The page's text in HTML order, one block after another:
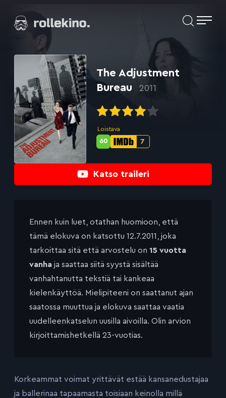
suoraan
sisältöön
Elokuvat ja elokuva-arviot | Rollekino.fi
Fiilistelyä
lopputekstien
jälkeen.
Katso traileri
The Adjustment
Bureau
2011
Loistava
IMDb-
7
Metascore-
60
Ennen kuin luet, otathan huomioon, että
tämä elokuva on katsottu 12.7.2011, joka
tarkoittaa sitä että arvostelu on 15 vuotta
vanha ja saattaa siitä syystä sisältää
vanhahtanutta tekstiä tai kankeaa
kielenkäyttöä. Mielipiteeni on saattanut ajan
saatossa muuttua ja elokuva saattaa vaatia
uudelleenkatselun uusilla aivoilla. Olin arvion
kirjoittamishetkellä 23-vuotias.
Korkeammat voimat yrittävät estää kansanedustajaa
ja ballerinaa tapaamasta toisiaan keinolla millä